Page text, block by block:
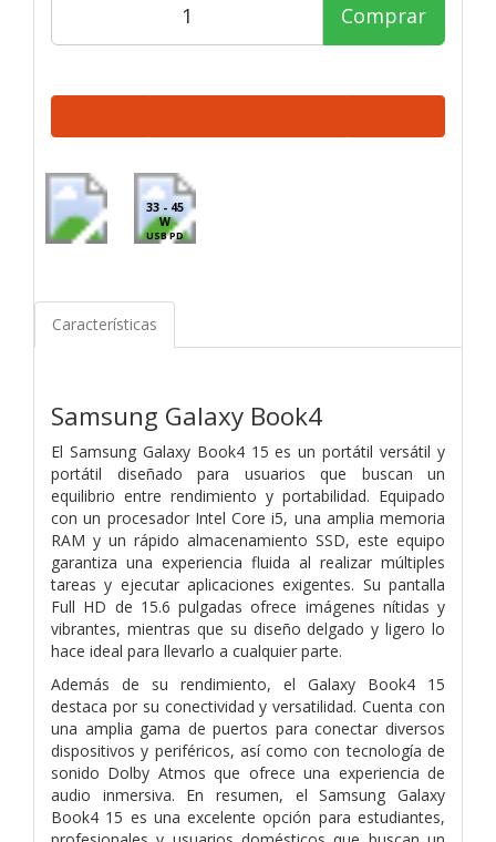
Comprar
33 - 45
W
USB PD
Características
Samsung Galaxy Book4
El Samsung Galaxy Book4 15 es un portátil versátil y
portátil diseñado para usuarios que buscan un
equilibrio entre rendimiento y portabilidad. Equipado
con un procesador Intel Core i5, una amplia memoria
RAM y un rápido almacenamiento SSD, este equipo
garantiza una experiencia fluida al realizar múltiples
tareas y ejecutar aplicaciones exigentes. Su pantalla
Full HD de 15.6 pulgadas ofrece imágenes nítidas y
vibrantes, mientras que su diseño delgado y ligero lo
hace ideal para llevarlo a cualquier parte.
Además de su rendimiento, el Galaxy Book4 15
destaca por su conectividad y versatilidad. Cuenta con
una amplia gama de puertos para conectar diversos
dispositivos y periféricos, así como con tecnología de
sonido Dolby Atmos que ofrece una experiencia de
audio inmersiva. En resumen, el Samsung Galaxy
Book4 15 es una excelente opción para estudiantes,